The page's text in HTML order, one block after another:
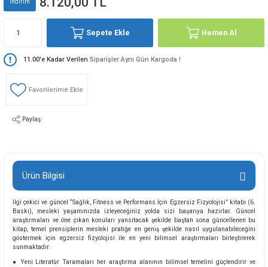
Sepete Ekle Hemen Al
11.00'e Kadar Verilen Siparişler Aynı Gün Kargoda !
Paylaş
Ürün Bilgisi
İlgi çekici ve güncel “Sağlık, Fitness ve Performans İçin Egzersiz Fizyolojisi” kitabı (6.
Baskı), mesleki yaşamınızda izleyeceğiniz yolda sizi başarıya hazırlar. Güncel
araştırmaları ve öne çıkan konuları yansıtacak şekilde baştan sona güncellenen bu
kitap, temel prensiplerin mesleki pratiğe en geniş şekilde nasıl uygulanabileceğini
göstermek için egzersiz fizyolojisi ile en yeni bilimsel araştırmaları birleştirerek
sunmaktadır.
● Yeni Literatür Taramaları her araştırma alanının bilimsel temelini güçlendirir ve